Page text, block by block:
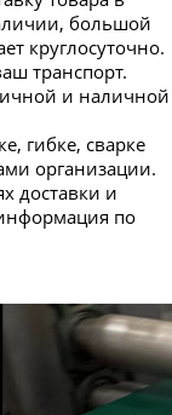
большой
круглосуточно.
транспорт.
и наличной
гибке, сварке
организации.
доставки и
по